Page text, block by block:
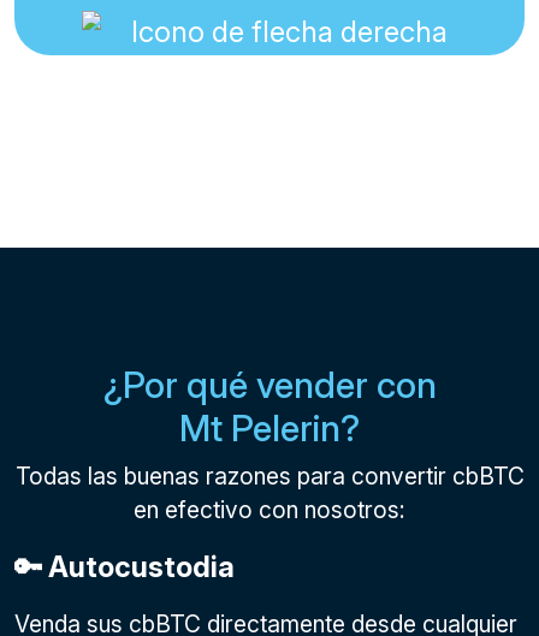
¿Por qué vender con
Mt Pelerin?
Todas las buenas razones para convertir cbBTC
en efectivo con nosotros:
🔑 Autocustodia
Venda sus cbBTC directamente desde cualquier